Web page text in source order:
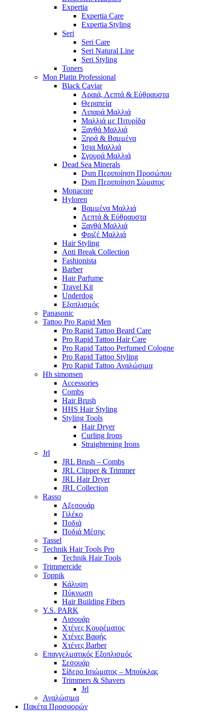
Expertia
Expertia Care
Expertia Styling
Seri
Seri Care
Seri Natural Line
Seri Styling
Toners
Mon Platin Professional
Black Caviar
Αραιά, Λεπτά & Εύθραυστα
Θεραπεία
Λιπαρά Μαλλιά
Μαλλιά με Πιτυρίδα
Ξανθά Μαλλιά
Ξηρά & Βαμμένα
Ίσια Μαλλιά
Σγουρά Μαλλιά
Dead Sea Minerals
Dsm Περιποίηση Προσώπου
Dsm Περιποίηση Σώματος
Monacore
Hyloren
Βαμμένα Μαλλιά
Λεπτά & Εύθραυστα
Ξανθά Μαλλιά
Φριζέ Μαλλιά
Hair Styling
Anti Break Collection
Fashionista
Barber
Hair Parfume
Travel Kit
Underdog
Εξοπλισμός
Panasonic
Tattoo Pro Rapid Men
Pro Rapid Tattoo Beard Care
Pro Rapid Tattoo Hair Care
Pro Rapid Tattoo Perfumed Cologne
Pro Rapid Tattoo Styling
Pro Rapid Tattoo Αναλώσιμα
Hh simonsen
Accessories
Combs
Hair Brush
HHS Hair Styling
Styling Tools
Hair Dryer
Curling Irons
Straightening Irons
Jrl
JRL Brush – Combs
JRL Clipper & Trimmer
JRL Hair Dryer
JRL Collection
Rasso
Αξεσουάρ
Γιλέκο
Ποδιά
Ποδιά Μέσης
Tassel
Technik Hair Tools Pro
Technik Hair Tools
Trimmercide
Toppik
Κάλυψη
Πύκνωση
Hair Building Fibers
Y.S. PARK
Λισουάρ
Χτένες Κουρέματος
Χτένες Βαφής
Χτένες Barber
Επαγγελματικός Εξοπλισμός
Σεσουάρ
Σίδερο Ισιώματος – Μπούκλας
Trimmers & Shavers
Jrl
Αναλώσιμα
Πακέτα Προσφορών